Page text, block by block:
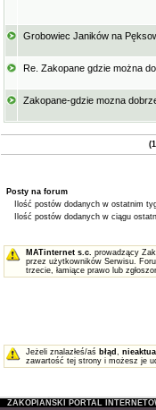
Grobowiec Janików na
Re. Zakopane gdzie można
Zakopane-gdzie mozna
Posty na forum
Ilość postów dodanych w ostatnim
Ilość postów dodanych w ciągu
MATinternet s.c. prowadzący
przez użytkowników Serwisu.
trzecie, łamiące prawo lub
Jeżeli znalazłeś/aś błąd ,
zawartość tej strony i możesz je
ZAKOPIAŃSKI PORTAL